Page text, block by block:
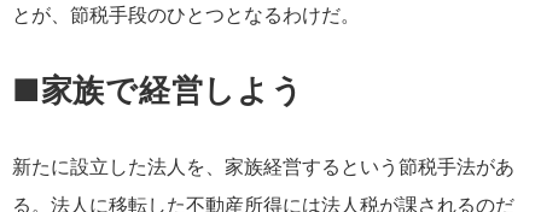
とが、節税手段のひとつとなるわけだ。
■家族で経営しよう
新たに設立した法人を、家族経営するという節税手法があ
る。法人に移転した不動産所得には法人税が課されるのだ